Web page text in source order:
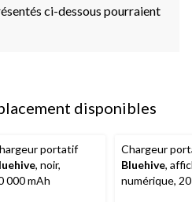
ci-dessous pourraient
disponibles
portatif
, noir,
000 mAh
Chargeur
Bluehive,
numérique,